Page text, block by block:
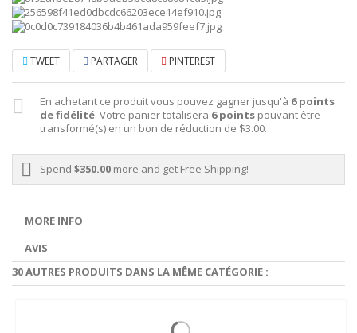
TWEET PARTAGER PINTEREST
En achetant ce produit vous pouvez gagner jusqu'à 6points
de fidélité. Votre panier totalisera 6points pouvant être
transformé(s) en un bon de réduction de $3.00.
Spend $350.00 more and get Free Shipping!
MORE INFO
AVIS
30 AUTRES PRODUITS DANS LA MÊME CATÉGORIE :